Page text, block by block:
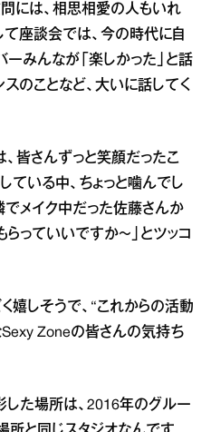
には、相思相愛の人もいれ
座談会では、今の時代に自
ーみんなが「楽しかった」と話
のことなど、大いに話してく
皆さんずっと笑顔だったこ
ている中、ちょっと噛んでし
でメイク中だった佐藤さんか
らっていいですか〜」とツッコ
嬉しそうで、“これからの活動
Zoneの皆さんの気持ち
た場所は、2016年のグルー